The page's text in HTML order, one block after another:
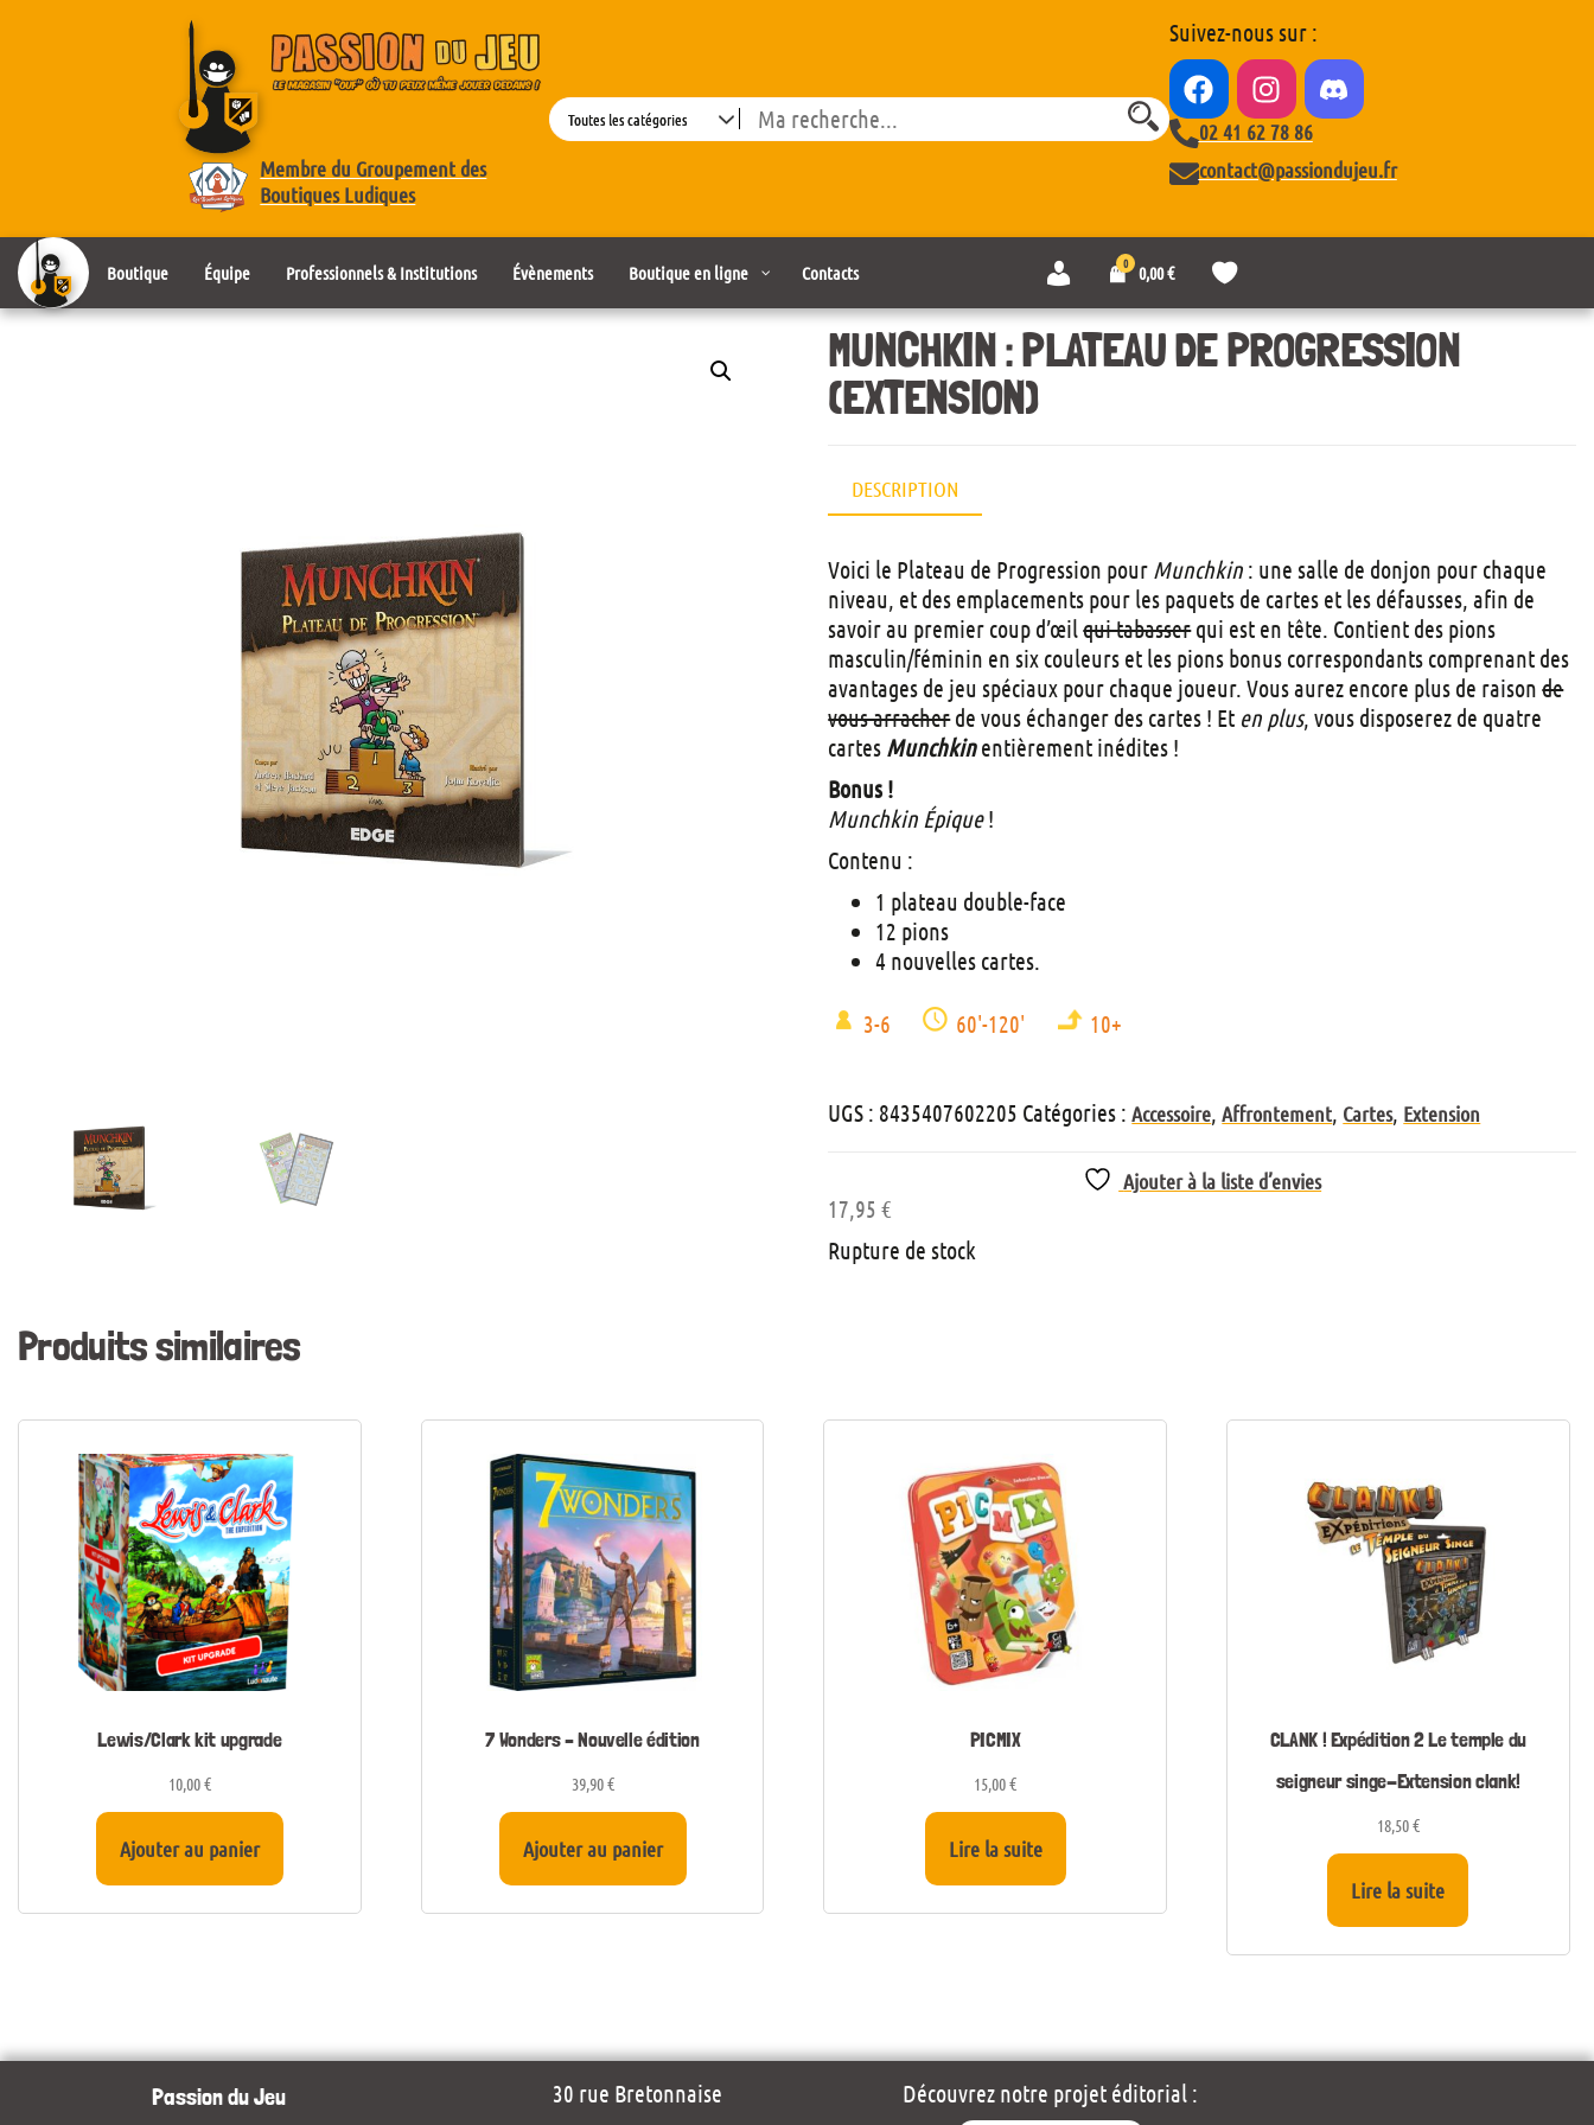
Membre du Groupement des
Boutiques Ludiques
Search
Suivez-nous sur :
02 41 62 78 86
contact@passiondujeu.fr
Boutique Équipe Professionnels & Institutions Évènements Boutique en ligne Contacts
n
c
o
m
0 0,00€
s
t
e
s
MUNCHKIN : PLATEAU DE PROGRESSION
(EXTENSION)
DESCRIPTION
Voici le Plateau de Progression pour Munchkin : une salle de donjon pour chaque
niveau, et des emplacements pour les paquets de cartes et les défausses, afin de
savoir au premier coup d’œilqui tabasserqui est en tête. Contient des pions
masculin/féminin en six couleurs et les pions bonus correspondants comprenant des
avantages de jeu spéciaux pour chaque joueur. Vous aurez encore plus de raisonde
vous arracherde vous échanger des cartes ! Et en plus, vous disposerez de quatre
cartes Munchkinentièrement inédites !
Bonus !
Munchkin Épique!
Contenu :
1 plateau double-face
12 pions
4 nouvelles cartes.
3-6 60'-120' 10+
UGS : 8435407602205 Catégories :Accessoire ,Affrontement Cartes, Extension
Ajouter à la liste d’envies
17,95€
Rupture de stock
Produits similaires
Lewis/Clark kit upgrade
10,00€
Ajouter au panier
7 Wonders – Nouvelle édition
39,90€
Ajouter au panier
PICMIX
15,00€
Lire la suite
CLANK ! Expédition 2 Le temple du
seigneur singe-Extension clank!
18,50€
Lire la suite
Passion du Jeu
30 rue Bretonnaise
Découvrez notre projet éditorial :